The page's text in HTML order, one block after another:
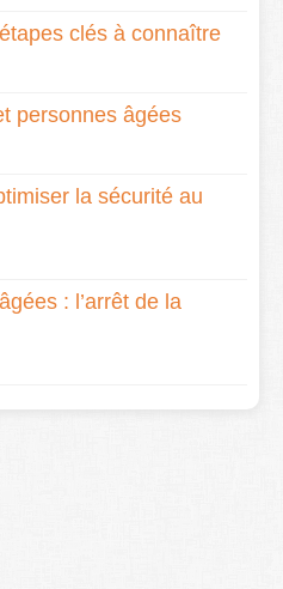
clés à connaître
personnes âgées
la sécurité au
: l’arrêt de la